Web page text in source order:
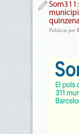
Publicat per